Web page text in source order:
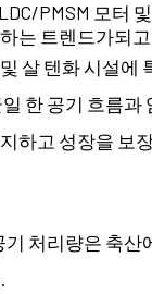
PMSM 모터
는 트렌드가되
살 텐화 시설에
한 공기 흐름과
하고 성장을 보
기 처리량은 축산